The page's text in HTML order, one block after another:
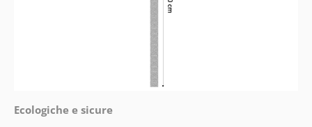
Ecologiche e sicure